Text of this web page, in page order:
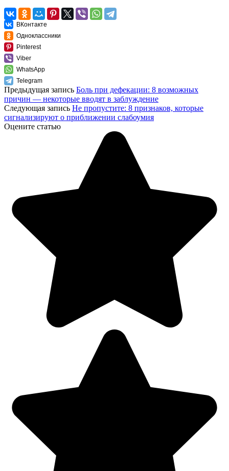
ВКонтакте
Одноклассники
Pinterest
Viber
WhatsApp
Telegram
Предыдущая запись Боль при дефекации: 8 возможных
причин — некоторые вводят в заблуждение
Следующая запись Не пропустите: 8 признаков, которые
сигнализируют о приближении слабоумия
Оцените статью